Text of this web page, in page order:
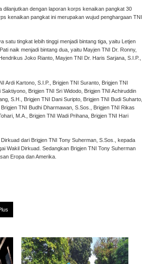
dilanjutkan dengan laporan korps kenaikan pangkat 30
kenaikan pangkat ini merupakan wujud penghargaan TNI
satu tingkat lebih tinggi menjadi bintang tiga, yaitu Letjen
naik menjadi bintang dua, yaitu Mayjen TNI Dr. Ronny,
Joko Rianto, Mayjen TNI Dr. Haris Sarjana, S.I.P.,
Ardi Kartono, S.I.P., Brigjen TNI Suranto, Brigjen TNI
Brigjen TNI Sri Widodo, Brigjen TNI Achiruddin
S.H., Brigjen TNI Dani Suripto, Brigjen TNI Budi Suharto,
TNI Budhi Dharmawan, S.Sos., Brigjen TNI Rikas
M.A., Brigjen TNI Wadi Prihana, Brigjen TNI Hari
dari Brigjen TNI Tony Suherman, S.Sos., kepada
Wakil Dirkuad. Sedangkan Brigjen TNI Tony Suherman
Eropa dan Amerika.